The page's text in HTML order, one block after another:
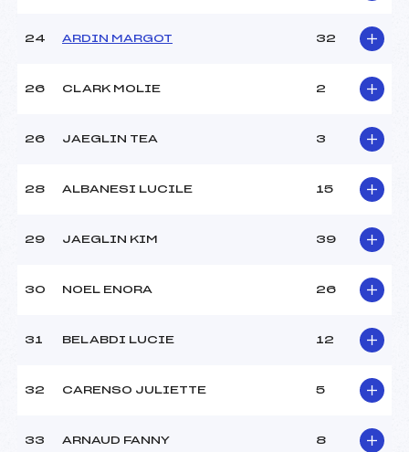
24 ARDIN MARGOT 32
26 CLARK MOLIE 2
26 JAEGLIN TEA 3
28 ALBANESI LUCILE 15
29 JAEGLIN KIM 39
30 NOEL ENORA 26
31 BELABDI LUCIE 12
32 CARENSO JULIETTE 5
33 ARNAUD FANNY 8